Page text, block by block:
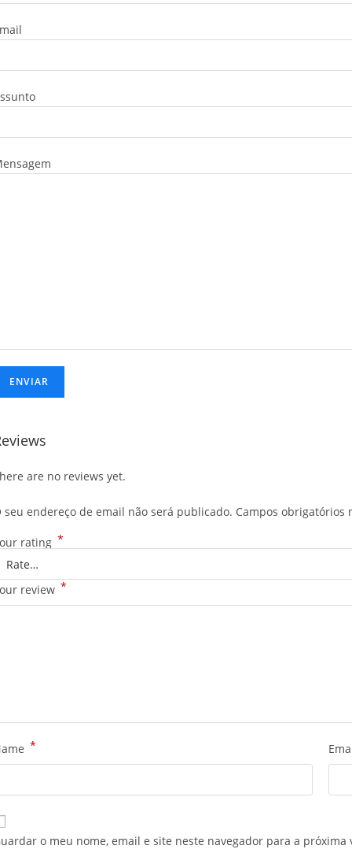
are no reviews yet.
seu endereço de email não será publicado. Campos obrigatórios
rating *
review *
*
o meu nome, email e site neste navegador para a próxima